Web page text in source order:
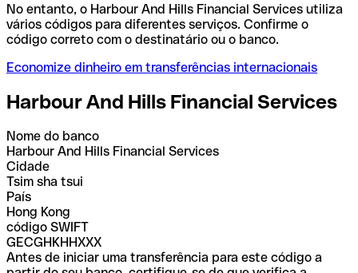
No entanto, o Harbour And Hills Financial Services utiliza
vários códigos para diferentes serviços. Confirme o
código correto com o destinatário ou o banco.
Economize dinheiro em transferências internacionais
Harbour And Hills Financial Services
Nome do banco
Harbour And Hills Financial Services
Cidade
Tsim sha tsui
País
Hong Kong
código SWIFT
GECGHKHHXXX
Antes de iniciar uma transferência para este código a